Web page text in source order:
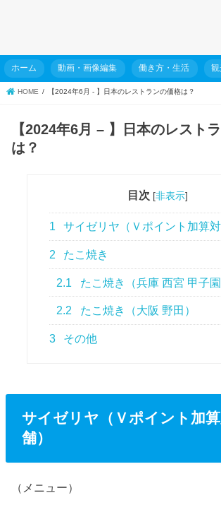
ホーム 動画・画像編集 働き方・生活 観
HOME 【2024年6月 - 】日本のレストランの価格は？
【2024年6月 – 】日本のレスト
は？
目次 [非表示]
1 サイゼリヤ（Ｖポイント加算対
2 たこ焼き
2.1 たこ焼き（兵庫 西宮 甲子園
2.2 たこ焼き（大阪 野田）
3 その他
サイゼリヤ（Ｖポイント加
舗）
（メニュー）